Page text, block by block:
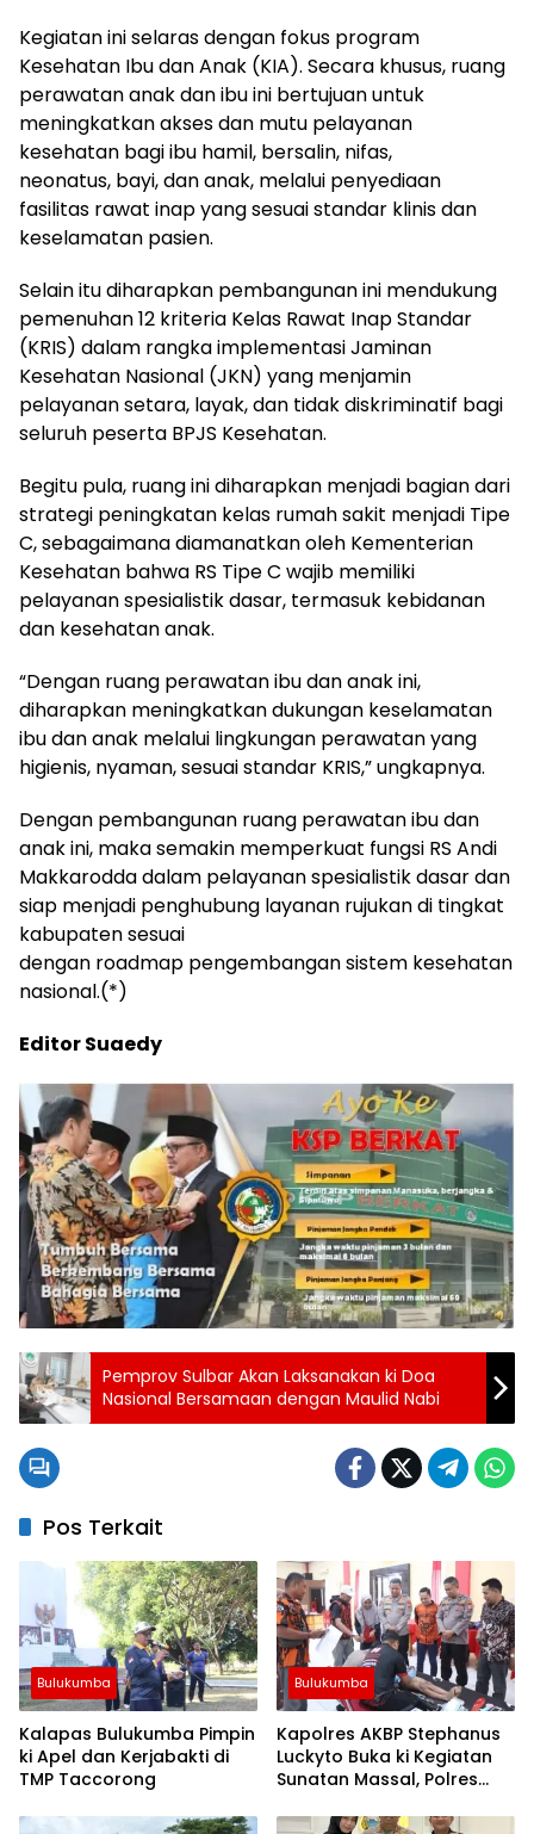
Kegiatan ini selaras dengan fokus program
Kesehatan Ibu dan Anak (KIA). Secara khusus, ruang
perawatan anak dan ibu ini bertujuan untuk
meningkatkan akses dan mutu pelayanan
kesehatan bagi ibu hamil, bersalin, nifas,
neonatus, bayi, dan anak, melalui penyediaan
fasilitas rawat inap yang sesuai standar klinis dan
keselamatan pasien.
Selain itu diharapkan pembangunan ini mendukung
pemenuhan 12 kriteria Kelas Rawat Inap Standar
(KRIS) dalam rangka implementasi Jaminan
Kesehatan Nasional (JKN) yang menjamin
pelayanan setara, layak, dan tidak diskriminatif bagi
seluruh peserta BPJS Kesehatan.
Begitu pula, ruang ini diharapkan menjadi bagian dari
strategi peningkatan kelas rumah sakit menjadi Tipe
C, sebagaimana diamanatkan oleh Kementerian
Kesehatan bahwa RS Tipe C wajib memiliki
pelayanan spesialistik dasar, termasuk kebidanan
dan kesehatan anak.
“Dengan ruang perawatan ibu dan anak ini,
diharapkan meningkatkan dukungan keselamatan
ibu dan anak melalui lingkungan perawatan yang
higienis, nyaman, sesuai standar KRIS,” ungkapnya.
Dengan pembangunan ruang perawatan ibu dan
anak ini, maka semakin memperkuat fungsi RS Andi
Makkarodda dalam pelayanan spesialistik dasar dan
siap menjadi penghubung layanan rujukan di tingkat
kabupaten sesuai
dengan roadmap pengembangan sistem kesehatan
nasional.(*)
Editor Suaedy
Pemprov Sulbar Akan Laksanakan ki Doa
Nasional Bersamaan dengan Maulid Nabi
Pos Terkait
Bulukumba
Kalapas Bulukumba Pimpin
ki Apel dan Kerjabakti di
TMP Taccorong
Bulukumba
Kapolres AKBP Stephanus
Luckyto Buka ki Kegiatan
Sunatan Massal, Polres
dengan Pemuda Pancasila